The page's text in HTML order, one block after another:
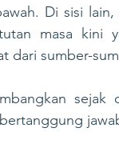
Di sisi
masa kini
dari sumber-